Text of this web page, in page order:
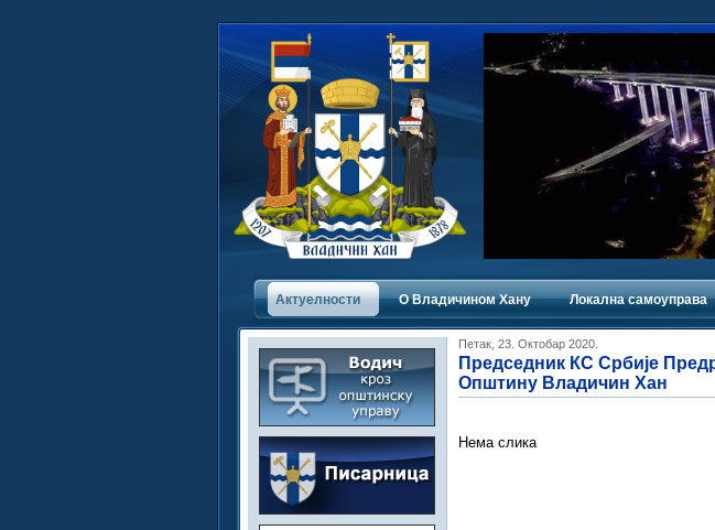
Актуелности О Владичинoм Хану Локална самоуправа
Петак, 23. Октобар 2020.
Председник КС Србије
Општину Владичин Хан
Нема слика